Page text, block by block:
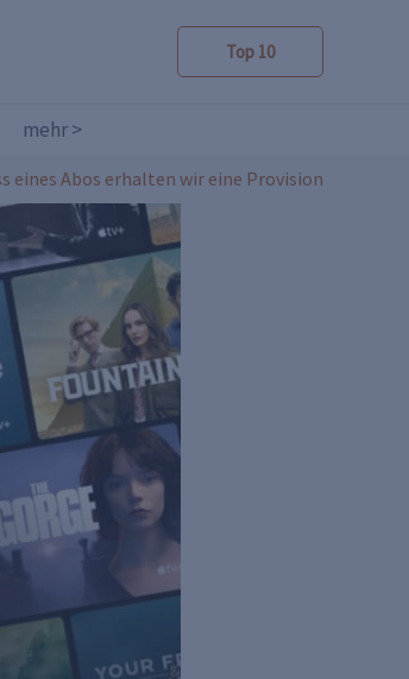
Top 10
mehr >
eines Abos erhalten wir eine Provision